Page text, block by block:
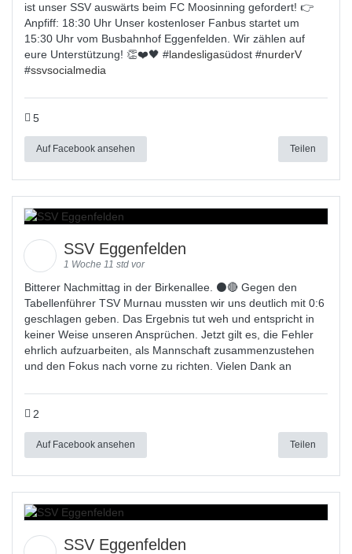
ist unser SSV auswärts beim FC Moosinning gefordert! 👉
Anpfiff: 18:30 Uhr Unser kostenloser Fanbus startet um
15:30 Uhr vom Busbahnhof Eggenfelden. Wir zählen auf
eure Unterstützung! 👏❤️🖤 #landesligasüdost #nurderV
#ssvsocialmedia
5
Auf Facebook ansehen Teilen
SSV Eggenfelden
1 Woche 11 std vor
Bitterer Nachmittag in der Birkenallee. ⚫🔴 Gegen den
Tabellenführer TSV Murnau mussten wir uns deutlich mit 0:6
geschlagen geben. Das Ergebnis tut weh und entspricht in
keiner Weise unseren Ansprüchen. Jetzt gilt es, die Fehler
ehrlich aufzuarbeiten, als Mannschaft zusammenzustehen
und den Fokus nach vorne zu richten. Vielen Dank an
2
Auf Facebook ansehen Teilen
SSV Eggenfelden